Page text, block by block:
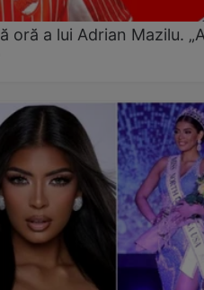
oră a lui Adrian Mazilu.